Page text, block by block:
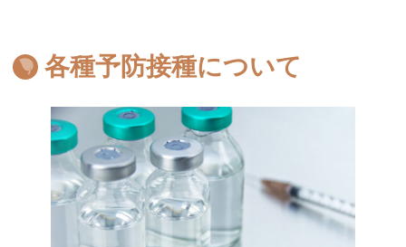
各種予防接種について